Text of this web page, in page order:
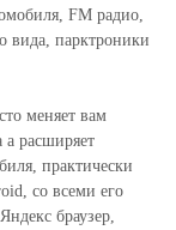
FM радио,
вида, парктроники
меняет вам
а расширяет
практически
со всеми его
браузер,